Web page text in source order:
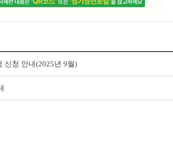
신청 안내(2025년 9월)